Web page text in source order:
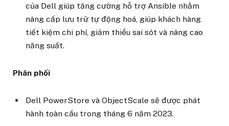
của Dell giúp tăng cường hỗ trợ Ansible nhằm
nâng cấp lưu trữ tự động hoá, giúp khách hàng
tiết kiệm chi phí, giảm thiểu sai sót và nâng cao
năng suất.
Phân phối
Dell PowerStore và ObjectScale sẽ được phát
hành toàn cầu trong tháng 6 năm 2023.